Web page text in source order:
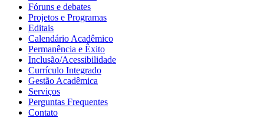
Fóruns e debates
Projetos e Programas
Editais
Calendário Acadêmico
Permanência e Êxito
Inclusão/Acessibilidade
Currículo Integrado
Gestão Acadêmica
Serviços
Perguntas Frequentes
Contato